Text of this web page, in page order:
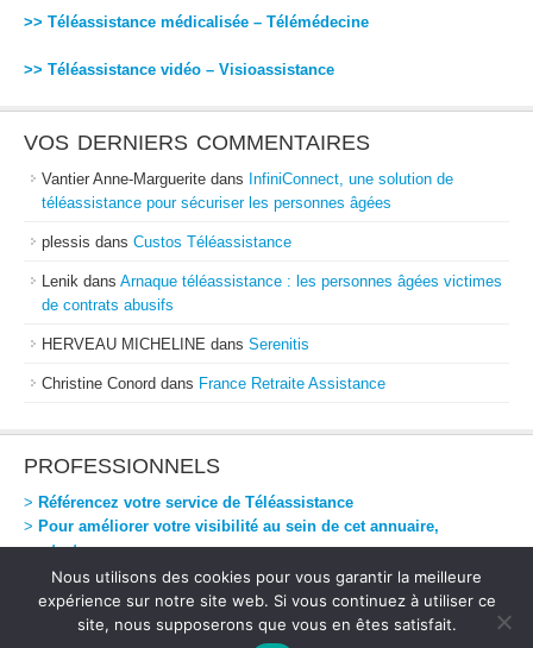
>> Téléassistance médicalisée – Télémédecine
>> Téléassistance vidéo – Visioassistance
VOS DERNIERS COMMENTAIRES
Vantier Anne-Marguerite dans InfiniConnect, une solution de
téléassistance pour sécuriser les personnes âgées
plessis dans Custos Téléassistance
Lenik dans Arnaque téléassistance : les personnes âgées victimes
de contrats abusifs
HERVEAU MICHELINE dans Serenitis
Christine Conord dans France Retraite Assistance
PROFESSIONNELS
> Référencez votre service de Téléassistance
> Pour améliorer votre visibilité au sein de cet annuaire,
contactez-nous
Téléassistance Directe-Mentions Légales
Nous utilisons des cookies pour vous garantir la meilleure
expérience sur notre site web. Si vous continuez à utiliser ce
site, nous supposerons que vous en êtes satisfait.